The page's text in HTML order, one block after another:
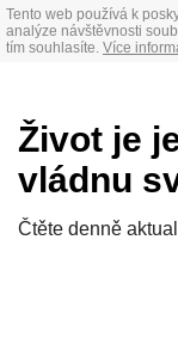
Tento web používá k
analýze návštěvnosti
tím souhlasíte. Více
Život je
vládnu
Čtěte denně